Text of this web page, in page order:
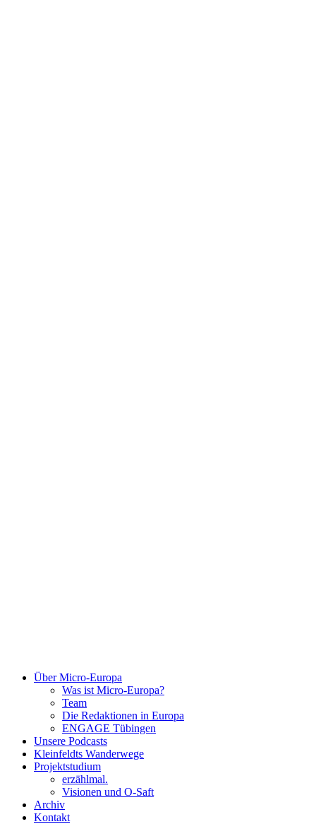
Über Micro-Europa
Was ist Micro-Europa?
Team
Die Redaktionen in Europa
ENGAGE Tübingen
Unsere Podcasts
Kleinfeldts Wanderwege
Projektstudium
erzählmal.
Visionen und O-Saft
Archiv
Kontakt